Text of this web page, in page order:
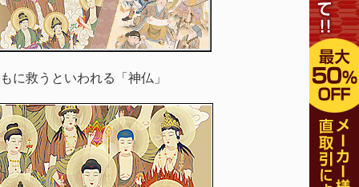
に救うといわれる「神仏」